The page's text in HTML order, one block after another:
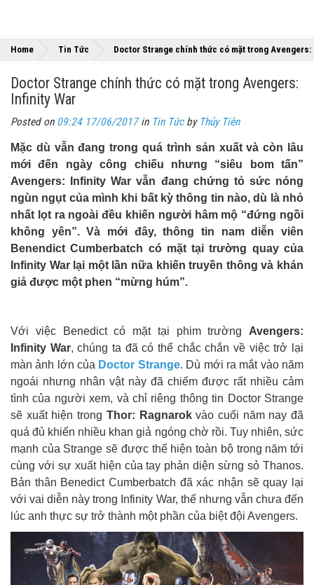
Home Tin Tức Doctor Strange chính thức có mặt trong Avengers:
Doctor Strange chính thức có mặt trong Avengers:
Infinity War
Posted on 09:24 17/06/2017in Tin Tứcby Thủy Tiên
Mặc dù vẫn đang trong quá trình sản xuất và còn lâu
mới đến ngày công chiếu nhưng “siêu bom tấn”
Avengers: Infinity War vẫn đang chứng tỏ sức nóng
ngùn ngụt của mình khi bất kỳ thông tin nào, dù là nhỏ
nhất lọt ra ngoài đều khiến người hâm mộ “đứng ngồi
không yên”. Và mới đây, thông tin nam diễn viên
Benendict Cumberbatch có mặt tại trường quay của
Infinity War lại một lần nữa khiến truyền thông và khán
giả được một phen “mừng húm”.
Với việc Benedict có mặt tại phim trường Avengers:
Infinity War, chúng ta đã có thể chắc chắn về việc trở lại
màn ảnh lớn của Doctor Strange. Dù mới ra mắt vào năm
ngoái nhưng nhân vật này đã chiếm được rất nhiều cảm
tình của người xem, và chỉ riêng thông tin Doctor Strange
sẽ xuất hiện trong Thor: Ragnarokvào cuối năm nay đã
quá đủ khiến nhiều khan giả ngóng chờ rồi. Tuy nhiên, sức
mạnh của Strange sẽ được thể hiện toàn bộ trong năm tới
cùng với sự xuất hiện của tay phản diện sừng sỏ Thanos.
Bản thân Benedict Cumberbatch đã xác nhận sẽ quay lại
với vai diễn này trong Infinity War, thế nhưng vẫn chưa đến
lúc anh thực sự trở thành một phần của biệt đội Avengers.